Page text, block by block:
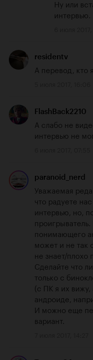
Ну или
интервью.
residentv
А перевод, кто
FlashBack2210
А слабо не
интервью не
paranoid_nerd
Уважаемая
что радуете
интервью, но,
понимающего
может и не так
не знает/плохо
Сделайте что
только с
(с ПК я их
андроиде,
И можно еще
вариант.